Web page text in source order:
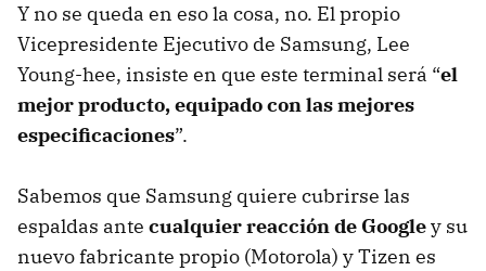
Y no se queda en eso la cosa, no. El propio
Vicepresidente Ejecutivo de Samsung, Lee
Young-hee, insiste en que este terminal será “el
mejor producto, equipado con las mejores
especificaciones”.
Sabemos que Samsung quiere cubrirse las
espaldas ante cualquier reacción de Googley su
nuevo fabricante propio (Motorola) y Tizen es